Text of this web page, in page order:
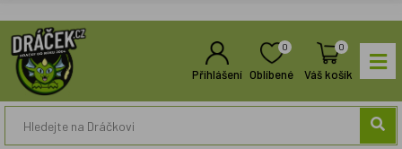
Přihlášení
0
Oblíbené
0
Váš košík